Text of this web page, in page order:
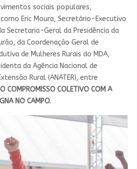
sociais populares,
Eric Moura, Secretário-Executivo
Secretaria-Geral da Presidência da
da Coordenação Geral de
de Mulheres Rurais do MDA,
da Agência Nacional de
Rural (ANATER), entre
COMPROMISSO COLETIVO COM A
NO CAMPO.